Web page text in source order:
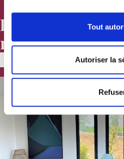
Tout
Autoriser la
Résidence Storia
rousse
+